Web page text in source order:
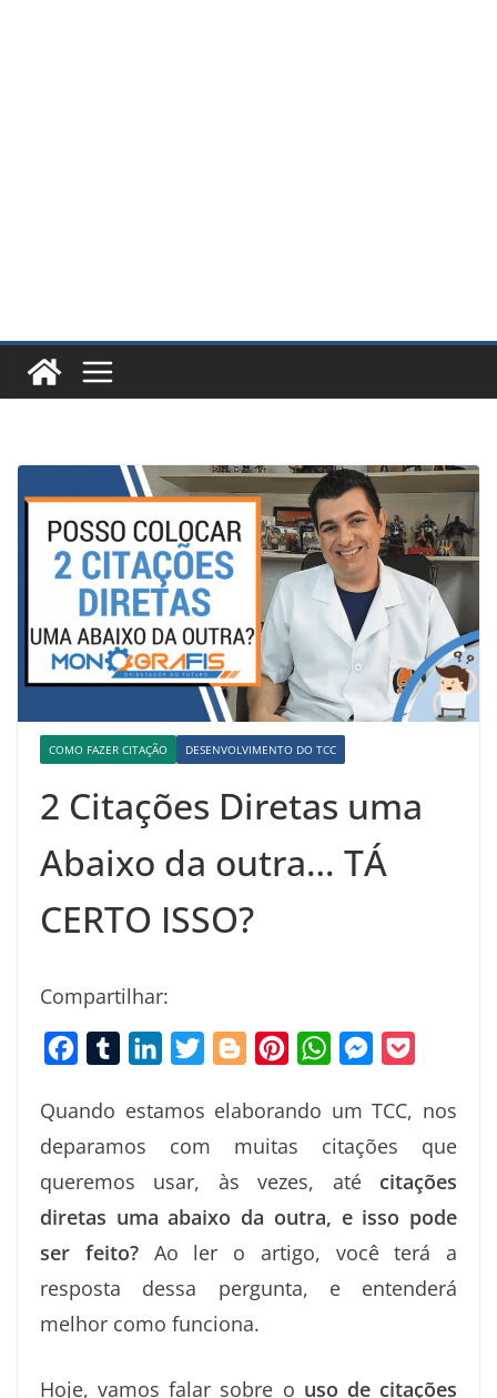
COMO FAZER CITAÇÃO DESENVOLVIMENTO DO TCC
2 Citações Diretas uma
Abaixo da outra… TÁ
CERTO ISSO?
Compartilhar:
c
e
b
o
o
k
m
b
l
r
n
e
d
I
n
t
e
r
o
g
e
n
t
e
r
e
s
W
a
t
s
p
p
M
s
s
e
n
g
e
k
e
t
Quando estamos elaborando um TCC, nos
deparamos com muitas citações que
queremos usar, às vezes, até citações
diretas uma abaixo da outra, e isso pode
ser feito?Ao ler o artigo, você terá a
resposta dessa pergunta, e entenderá
melhor como funciona.
Hoje, vamos falar sobre o uso de citações